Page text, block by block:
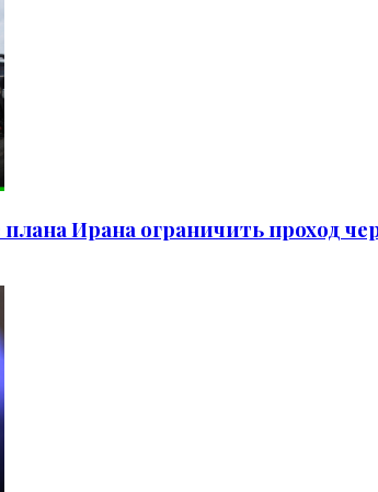
Ирана ограничить проход